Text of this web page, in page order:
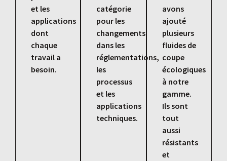
et les
applications
dont
chaque
travail a
besoin.
catégorie
pour les
changements
dans les
réglementations,
les
processus
et les
applications
techniques.
avons
ajouté
plusieurs
fluides de
coupe
écologiques
à notre
gamme.
Ils sont
tout
aussi
résistants
et